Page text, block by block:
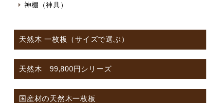
神棚（神具）
天然木 一枚板（サイズで選ぶ）
天然木 99,800円シリーズ
国産材の天然木一枚板